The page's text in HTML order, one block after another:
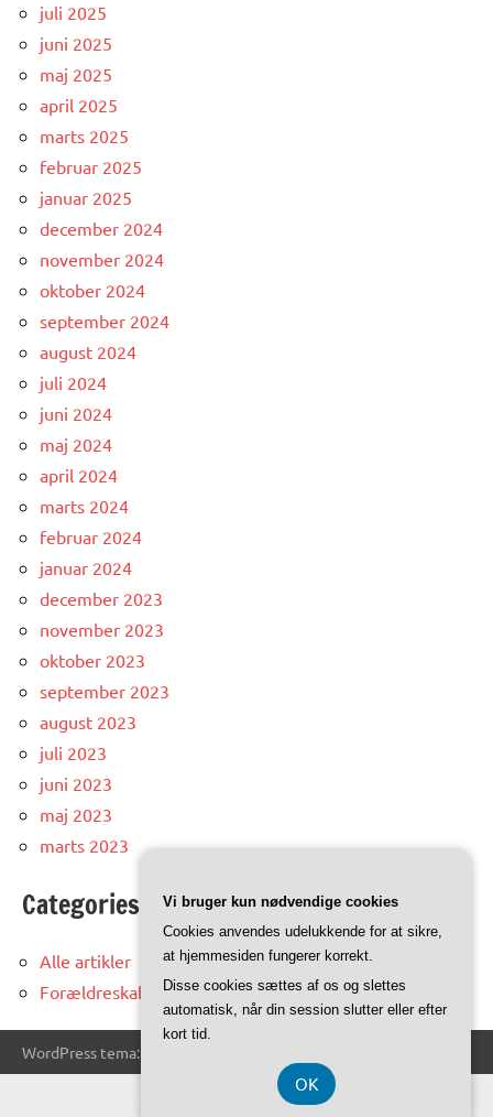
juli 2025
juni 2025
maj 2025
april 2025
marts 2025
februar 2025
januar 2025
december 2024
november 2024
oktober 2024
september 2024
august 2024
juli 2024
juni 2024
maj 2024
april 2024
marts 2024
februar 2024
januar 2024
december 2023
november 2023
oktober 2023
september 2023
august 2023
juli 2023
juni 2023
maj 2023
marts 2023
Categories
Alle artikler
Forældreskab
WordPress tema: Dynamico by ThemeZee.
CVR DK-37 40 77 39
Vi bruger kun nødvendige cookies
Cookies anvendes udelukkende for at sikre,
at hjemmesiden fungerer korrekt.
Disse cookies sættes af os og slettes
automatisk, når din session slutter eller efter
kort tid.
OK